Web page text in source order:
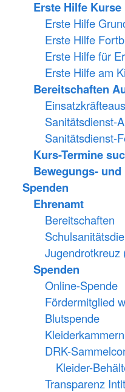
Erste Hilfe Kurse
Erste Hilfe
Erste Hilfe
Erste Hilfe für
Erste Hilfe am
Bereitschaften
Sanitätsdienst-
Sanitätsdienst-
Kurs-Termine
Bewegungs-
Spenden
Ehrenamt
Bereitschaften
Jugendrotkreuz
Spenden
Online-Spende
Fördermitglied
Blutspende
DRK-
Kleider-
Transparenz